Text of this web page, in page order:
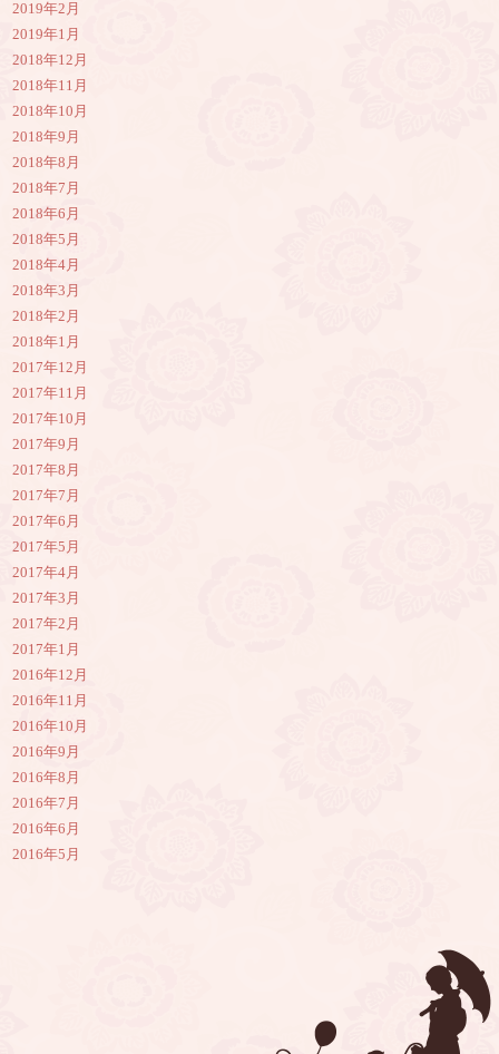
2019年2月
2019年1月
2018年12月
2018年11月
2018年10月
2018年9月
2018年8月
2018年7月
2018年6月
2018年5月
2018年4月
2018年3月
2018年2月
2018年1月
2017年12月
2017年11月
2017年10月
2017年9月
2017年8月
2017年7月
2017年6月
2017年5月
2017年4月
2017年3月
2017年2月
2017年1月
2016年12月
2016年11月
2016年10月
2016年9月
2016年8月
2016年7月
2016年6月
2016年5月